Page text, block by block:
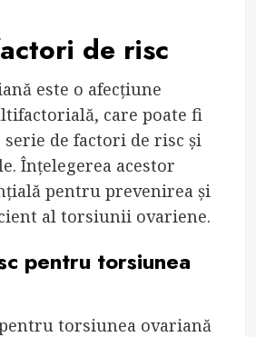
de risc
este o afecțiune
care poate fi
de factori de risc și
Înțelegerea acestor
pentru prevenirea și
al torsiunii ovariene.
pentru torsiunea
torsiunea ovariană